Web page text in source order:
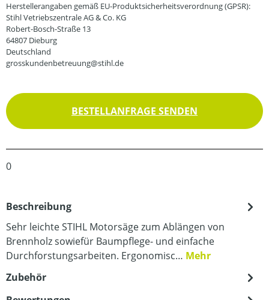
Herstellerangaben gemäß EU-Produktsicherheitsverordnung (GPSR):
Stihl Vetriebszentrale AG & Co. KG
Robert-Bosch-Straße 13
64807 Dieburg
Deutschland
grosskundenbetreuung@stihl.de
BESTELLANFRAGE SENDEN
0
Beschreibung
Sehr leichte STIHL Motorsäge zum Ablängen von
Brennholz sowiefür Baumpflege- und einfache
Durchforstungsarbeiten. Ergonomisc… Mehr
Zubehör